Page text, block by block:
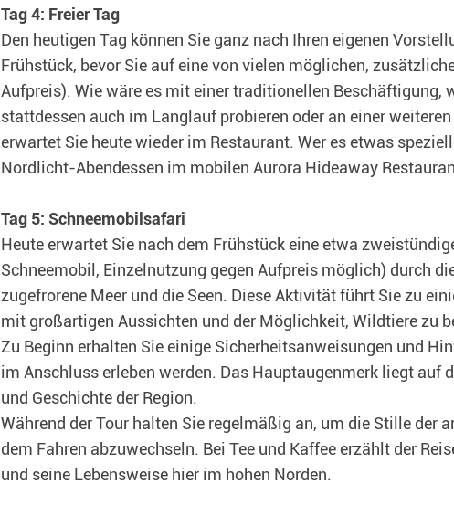
Tag 4: Freier Tag
Den heutigen Tag können Sie ganz nach Ihren eigenen
Frühstück, bevor Sie auf eine von vielen möglichen,
Aufpreis). Wie wäre es mit einer traditionellen Beschäftigung,
stattdessen auch im Langlauf probieren oder an einer
erwartet Sie heute wieder im Restaurant. Wer es etwas
Nordlicht-Abendessen im mobilen Aurora Hideaway
Tag 5: Schneemobilsafari
Heute erwartet Sie nach dem Frühstück eine etwa
Schneemobil, Einzelnutzung gegen Aufpreis möglich) durch
zugefrorene Meer und die Seen. Diese Aktivität führt Sie zu
mit großartigen Aussichten und der Möglichkeit, Wildtiere zu
Zu Beginn erhalten Sie einige Sicherheitsanweisungen und
im Anschluss erleben werden. Das Hauptaugenmerk liegt auf
und Geschichte der Region.
Während der Tour halten Sie regelmäßig an, um die Stille der
dem Fahren abzuwechseln. Bei Tee und Kaffee erzählt der
und seine Lebensweise hier im hohen Norden.